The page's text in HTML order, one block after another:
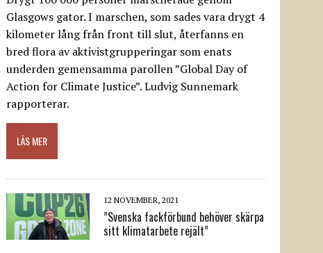
Glasgows gator. I marschen, som sades vara drygt 4
kilometer lång från front till slut, återfanns en
bred flora av aktivistgrupperingar som enats
underden gemensamma parollen ”Global Day of
Action for Climate Justice”. Ludvig Sunnemark
rapporterar.
LÄS MER
12 NOVEMBER, 2021
”Svenska fackförbund behöver skärpa
sitt klimatarbete rejält”